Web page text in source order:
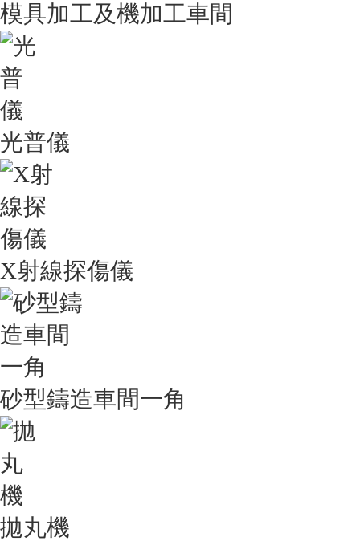
模具加工及機加工車間
光普儀
X射線探傷儀
砂型鑄造車間一角
拋丸機